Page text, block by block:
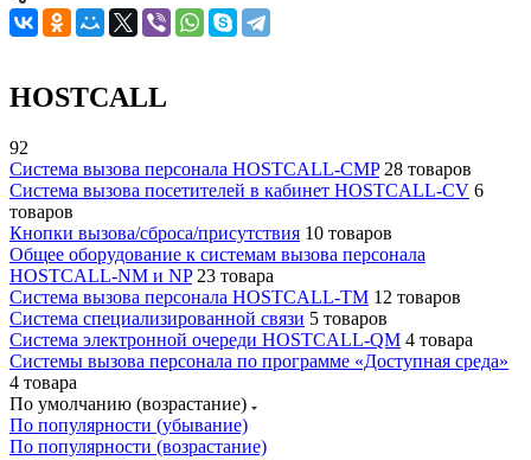
HOSTCALL
92
Cистема вызова персонала HOSTCALL-CMP 28 товаров
Cистема вызова посетителей в кабинет HOSTCALL-CV 6
товаров
Кнопки вызова/сброса/присутствия 10 товаров
Общее оборудование к системам вызова персонала
HOSTCALL-NM и NP 23 товара
Система вызова персонала HOSTCALL-TM 12 товаров
Система специализированной связи 5 товаров
Система электронной очереди HOSTCALL-QM 4 товара
Системы вызова персонала по программе «Доступная среда»
4 товара
По умолчанию (возрастание)
По популярности (убывание)
По популярности (возрастание)